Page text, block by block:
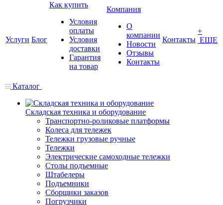
Услуги Блог
Как купить
Условия
оплаты
Условия
доставки
Гарантия
на товар
Компания
О
компании
Новости
Отзывы
Контакты
Контакты
+
ЕЩЕ
Каталог
Складская техника и оборудование
Транспортно-роликовые платформы
Колеса для тележек
Тележки грузовые ручные
Тележки
Электрические самоходные тележки
Столы подъемные
Штабелеры
Подъемники
Сборщики заказов
Погрузчики